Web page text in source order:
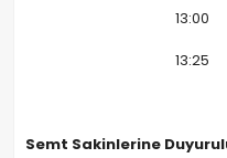
13:00
13:25
Semt Sakinlerine